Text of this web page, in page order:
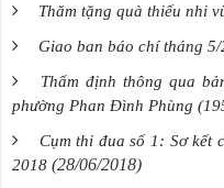
Thăm tặng quà thiếu nhi
Giao ban báo chí tháng 5/
Thẩm định thông qua
phường Phan Đình Phùng
Cụm thi đua số 1: Sơ kết
2018 (28/06/2018)